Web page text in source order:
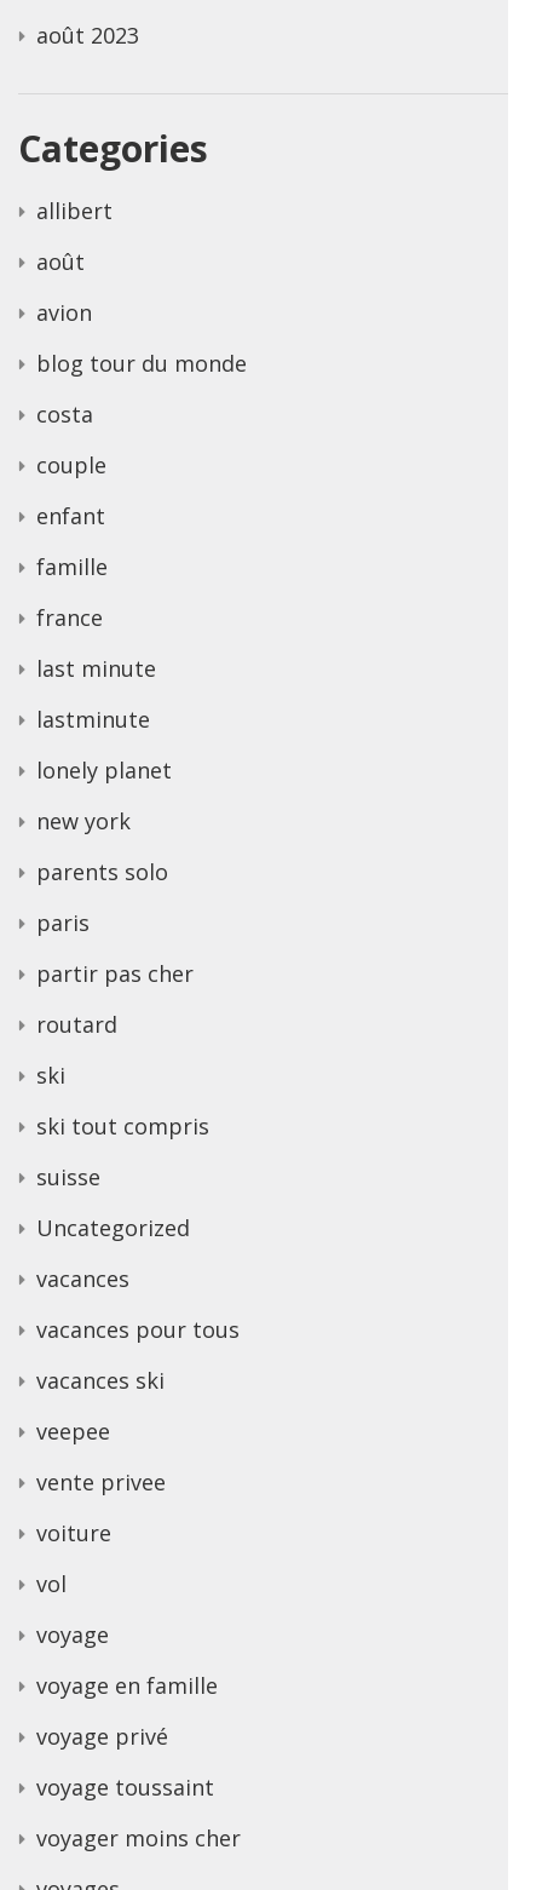
août 2023
Categories
allibert
août
avion
blog tour du monde
costa
couple
enfant
famille
france
last minute
lastminute
lonely planet
new york
parents solo
paris
partir pas cher
routard
ski
ski tout compris
suisse
Uncategorized
vacances
vacances pour tous
vacances ski
veepee
vente privee
voiture
vol
voyage
voyage en famille
voyage privé
voyage toussaint
voyager moins cher